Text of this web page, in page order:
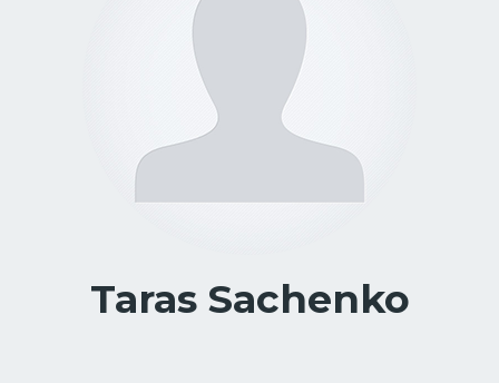
Taras Sachenko